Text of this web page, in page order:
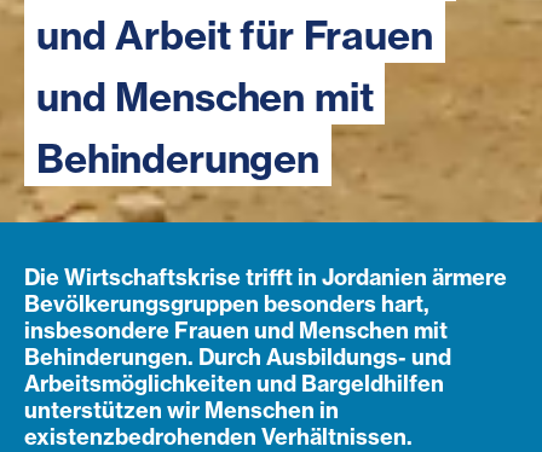
und Arbeit für Frauen
und Menschen mit
Behinderungen
Die Wirtschaftskrise trifft in Jordanien ärmere
Bevölkerungsgruppen besonders hart,
insbesondere Frauen und Menschen mit
Behinderungen. Durch Ausbildungs- und
Arbeitsmöglichkeiten und Bargeldhilfen
unterstützen wir Menschen in
existenzbedrohenden Verhältnissen.